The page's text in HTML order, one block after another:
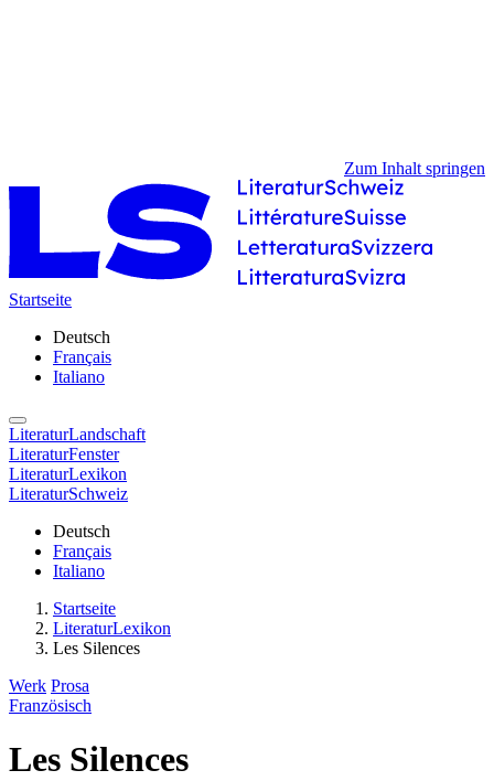
Zum Inhalt springen
Startseite
Deutsch
Français
Italiano
LiteraturLandschaft
LiteraturFenster
LiteraturLexikon
LiteraturSchweiz
Deutsch
Français
Italiano
Startseite
LiteraturLexikon
Les Silences
Werk Prosa
Französisch
Les Silences